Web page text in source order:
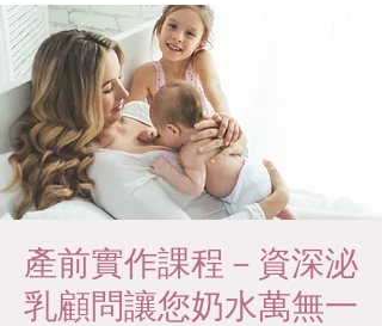
產前實作課程－資深泌
乳顧問讓您奶水萬無一